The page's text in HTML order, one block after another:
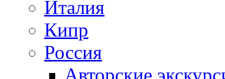
Италия
Кипр
Россия
Авторские